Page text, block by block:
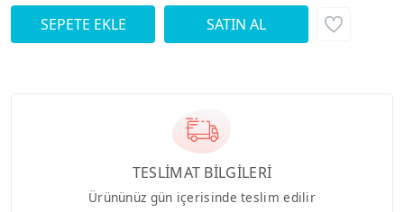
TESLİMAT BİLGİLERİ
Ürününüz gün içerisinde teslim edilir